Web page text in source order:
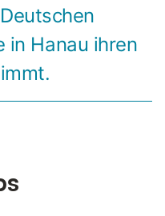
in Hanau ihren